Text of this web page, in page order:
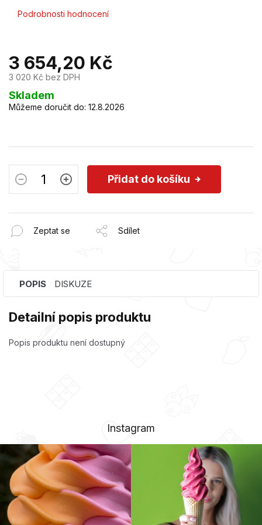
Průměrné
0,0
z
5
hvězdiček.
Podrobnosti hodnocení
3 654,20 Kč
3 020 Kč bez DPH
Měrná
cena:
Skladem
Můžeme doručit do: 12.8.2026
Přidat do košíku
Zeptat se Sdílet
POPIS DISKUZE
Detailní popis produktu
Popis produktu není dostupný
Instagram